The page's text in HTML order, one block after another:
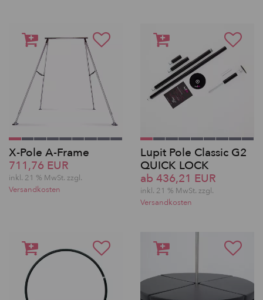
X-Pole A-Frame
711,76 EUR
inkl. 21 % MwSt. zzgl.
Versandkosten
Lupit Pole Classic G2
QUICK LOCK
ab 436,21 EUR
inkl. 21 % MwSt. zzgl.
Versandkosten